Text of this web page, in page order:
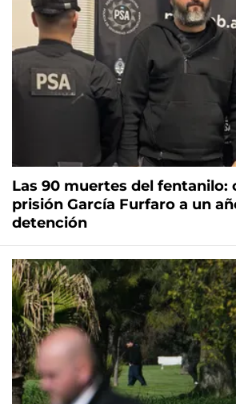
Las 90 muertes del fentanilo:
prisión García Furfaro a un
detención